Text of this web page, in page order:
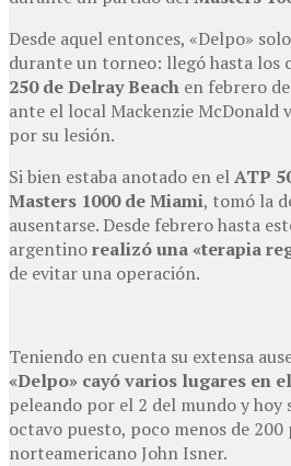
Desde aquel entonces, «Delpo»
durante un torneo: llegó hasta los
250 de Delray Beach en febrero
ante el local Mackenzie McDonald
por su lesión.
Si bien estaba anotado en elATP
Masters 1000 de Miami, tomó la
ausentarse. Desde febrero hasta
argentinorealizó una «terapia
de evitar una operación.
Teniendo en cuenta su extensa
«Delpo» cayó varios lugares en
peleando por el 2 del mundo y hoy
octavo puesto, poco menos de
norteamericano John Isner.